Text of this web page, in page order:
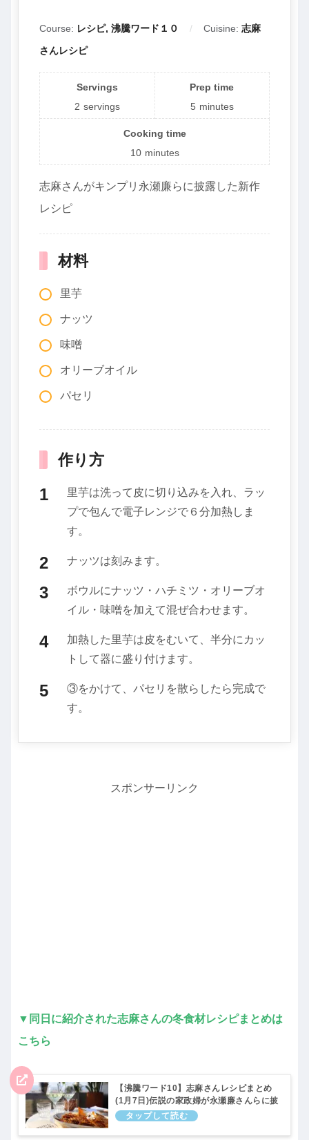
Course: レシピ, 沸騰ワード１０ Cuisine: 志麻
さんレシピ
Servings
2 servings
Prep time
5 minutes
Cooking time
10 minutes
志麻さんがキンプリ永瀬廉らに披露した新作
レシピ
材料
里芋
ナッツ
味噌
オリーブオイル
パセリ
作り方
里芋は洗って皮に切り込みを入れ、ラッ
プで包んで電子レンジで６分加熱しま
す。
ナッツは刻みます。
ボウルにナッツ・ハチミツ・オリーブオ
イル・味噌を加えて混ぜ合わせます。
加熱した里芋は皮をむいて、半分にカッ
トして器に盛り付けます。
③をかけて、パセリを散らしたら完成で
す。
スポンサーリンク
▼同日に紹介された志麻さんの冬食材レシピまとめは
こちら
【沸騰ワード10】志麻さんレシピまとめ
(1月7日)伝説の家政婦が永瀬廉さんらに披
露(1月7日)